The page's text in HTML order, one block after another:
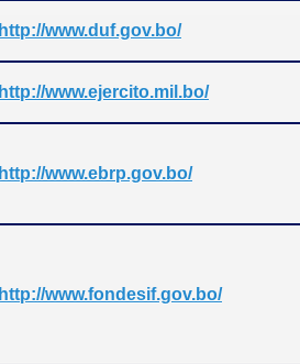
http://www.duf.gov.bo/
http://www.ejercito.mil.bo/
http://www.ebrp.gov.bo/
http://www.fondesif.gov.bo/